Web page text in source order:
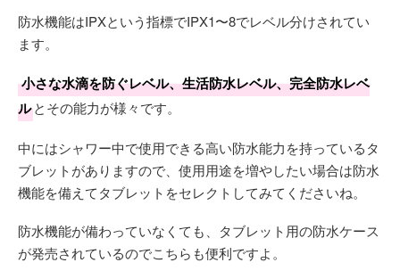
防水機能はIPXという指標でIPX1〜8でレベル分けされてい
ます。
小さな水滴を防ぐレベル、生活防水レベル、完全防水レベ
ルとその能力が様々です。
中にはシャワー中で使用できる高い防水能力を持っているタ
ブレットがありますので、使用用途を増やしたい場合は防水
機能を備えてタブレットをセレクトしてみてくださいね。
防水機能が備わっていなくても、タブレット用の防水ケース
が発売されているのでこちらも便利ですよ。